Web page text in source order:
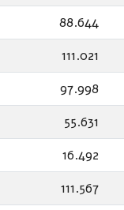
88.644
111.021
97.998
55.631
16.492
111.567